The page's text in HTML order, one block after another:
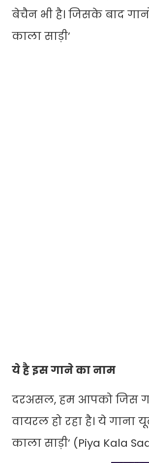
बेचैन भी है। जिसके बाद
काला साड़ी’
ये है इस गाने का नाम
दरअसल, हम आपको जिस
वायरल हो रहा है। ये गाना
काला साड़ी’ (Piya Kala